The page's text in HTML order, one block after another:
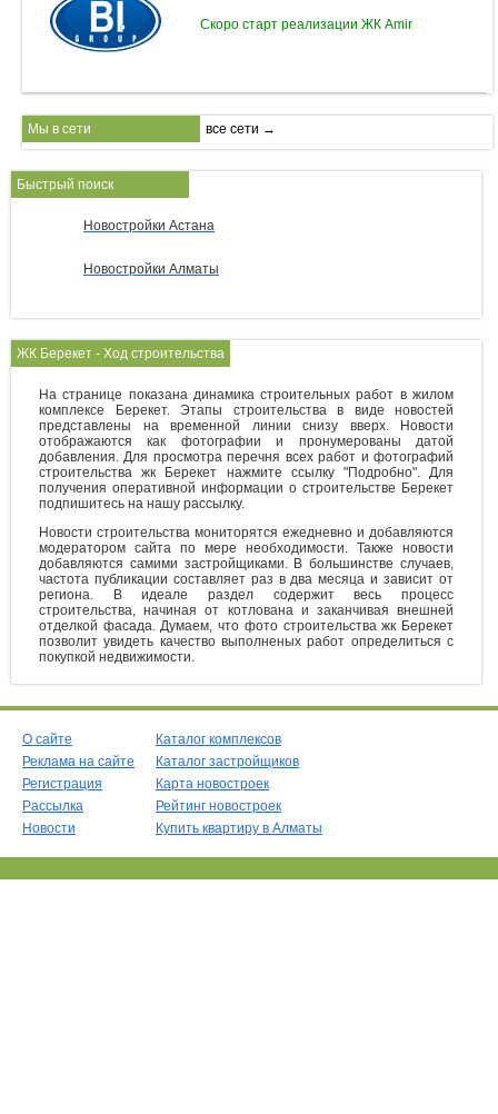
Скоро старт реализации ЖК Amir
Мы в сети все сети →
Быстрый поиск
Новостройки Астана
Новостройки Алматы
ЖК Берекет - Ход строительства
На странице показана динамика строительных работ в жилом
комплексе Берекет. Этапы строительства в виде новостей
представлены на временной линии снизу вверх. Новости
отображаются как фотографии и пронумерованы датой
добавления. Для просмотра перечня всех работ и фотографий
строительства жк Берекет нажмите ссылку "Подробно". Для
получения оперативной информации о строительстве Берекет
подпишитесь на нашу рассылку.
Новости строительства мониторятся ежедневно и добавляются
модератором сайта по мере необходимости. Также новости
добавляются самими застройщиками. В большинстве случаев,
частота публикации составляет раз в два месяца и зависит от
региона. В идеале раздел содержит весь процесс
строительства, начиная от котлована и заканчивая внешней
отделкой фасада. Думаем, что фото строительства жк Берекет
позволит увидеть качество выполненых работ определиться с
покупкой недвижимости.
О сайте
Реклама на сайте
Регистрация
Рассылка
Новости
Каталог комплексов
Каталог застройщиков
Карта новостроек
Рейтинг новостроек
Купить квартиру в Алматы